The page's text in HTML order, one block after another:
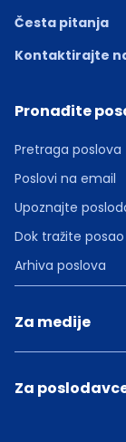
Česta pitanja
Kontaktirajte
Pronađite
Pretraga poslova
Poslovi na email
Upoznajte
Dok tražite posao
Arhiva poslova
Za medije
Za